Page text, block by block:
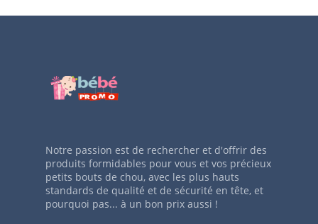
Notre passion est de rechercher et d'offrir des
produits formidables pour vous et vos précieux
petits bouts de chou, avec les plus hauts
standards de qualité et de sécurité en tête, et
pourquoi pas... à un bon prix aussi !